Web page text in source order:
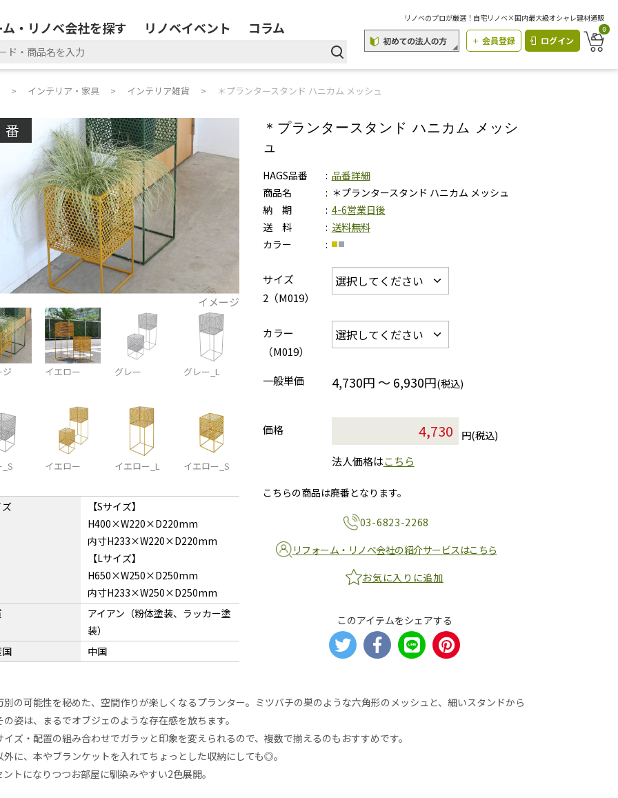
・リノベ会社を探す リノベイベント コラム
リノベのプロが厳選！自宅リノベ×国内最大級オシャレ建材通販
会員登録 ログイン
0
インテリア・家具 インテリア雑貨 ＊プランタースタンド ハニカム メッシュ
イメージ
ジ イエロー グレー グレー_L
イエロー イエロー_L イエロー_S
【Sサイズ】
H400×W220×D220mm
内寸H233×W220×D220mm
【Lサイズ】
H650×W250×D250mm
内寸H233×W250×D250mm
アイアン（粉体塗装、ラッカー塗
装）
中国
＊プランタースタンド ハニカム メッシ
ュ
HAGS品番
品番詳細
商品名
＊プランタースタンド ハニカム メッシュ
納 期
4-6営業日後
送 料
送料無料
カラー
サイズ
2（M019）
カラー
（M019）
一般単価
4,730円 ～ 6,930円(税込)
価格
円(税込)
法人価格はこちら
こちらの商品は廃番となります。
03-6823-2268
リフォーム・リノベ会社の紹介サービスはこちら
お気に入りに追加
このアイテムをシェアする
別の可能性を秘めた、空間作りが楽しくなるプランター。ミツバチの巣のような六角形のメッシュと、細いスタンドから
の姿は、まるでオブジェのような存在感を放ちます。
イズ・配置の組み合わせでガラッと印象を変えられるので、複数で揃えるのもおすすめです。
外に、本やブランケットを入れてちょっとした収納にしても◎。
ントになりつつお部屋に馴染みやすい2色展開。